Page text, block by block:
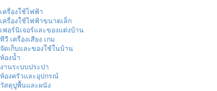
เครื่องใช้ไฟฟ้า
เครื่องใช้ไฟฟ้าขนาดเล็ก
เฟอร์นิเจอร์และของแต่งบ้าน
ทีวี เครื่องเสียง เกม
จัดเก็บและของใช้ในบ้าน
ห้องน้ำ
งานระบบประปา
ห้องครัวและอุปกรณ์
วัสดุปูพื้นและผนัง